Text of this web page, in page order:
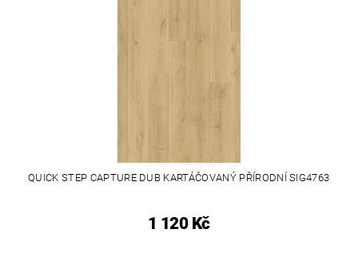
QUICK STEP CAPTURE DUB KARTÁČOVANÝ PŘÍRODNÍ SIG4763
1 120 Kč